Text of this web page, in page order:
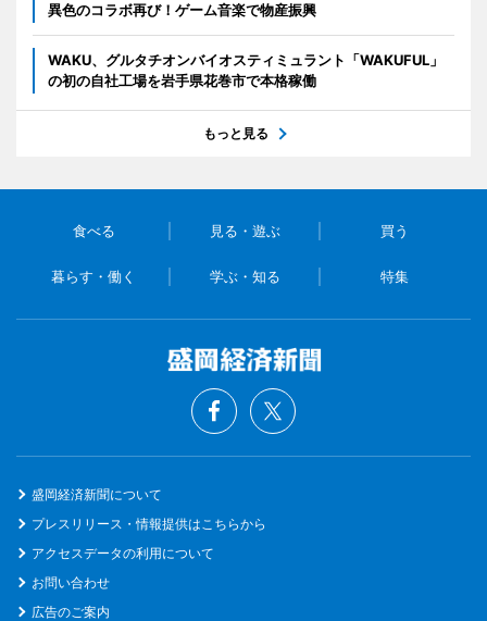
異色のコラボ再び！ゲーム音楽で物産振興
WAKU、グルタチオンバイオスティミュラント「WAKUFUL」
の初の自社工場を岩手県花巻市で本格稼働
もっと見る
食べる 見る・遊ぶ 買う
暮らす・働く 学ぶ・知る 特集
盛岡経済新聞について
プレスリリース・情報提供はこちらから
アクセスデータの利用について
お問い合わせ
広告のご案内